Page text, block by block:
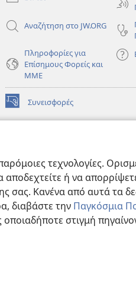
τεχνολογίες.
αποδεχτείτε ή να
σας. Κανένα από αυτά τα
διαβάστε την Παγκόσμια
στιγμή
Αναζήτηση στο JW.ORG
Πληροφορίες για
Επίσημους Φορείς και
ΜΜΕ
Συνεισφορές
(ανοίγει
νέο
νέο
παράθυρο)JW Library ®